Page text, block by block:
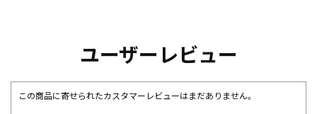
ユーザーレビュー
この商品に寄せられたカスタマーレビューはまだありません。